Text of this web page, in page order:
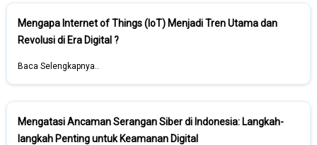
Mengapa Internet of Things (IoT) Menjadi Tren Utama dan
Revolusi di Era Digital ?
Baca Selengkapnya..
Mengatasi Ancaman Serangan Siber di Indonesia: Langkah-
langkah Penting untuk Keamanan Digital